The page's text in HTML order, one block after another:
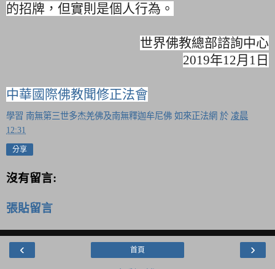
的招牌，但實則是個人行為。
世界佛教總部諮詢中心
2019年12月1日
中華國際佛教聞修正法會
學習 南無第三世多杰羌佛及南無釋迦牟尼佛 如來正法網 於 凌晨
12:31
分享
沒有留言:
張貼留言
‹ ›
首頁